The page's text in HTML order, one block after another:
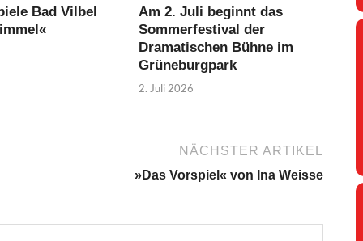
Bad Vilbel
Am 2. Juli beginnt das
Sommerfestival der
Dramatischen Bühne im
Grüneburgpark
2. Juli 2026
NÄCHSTER ARTIKEL
»Das Vorspiel« von Ina Weisse